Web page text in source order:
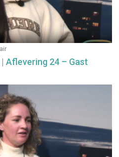
Aflevering 24 – Gast